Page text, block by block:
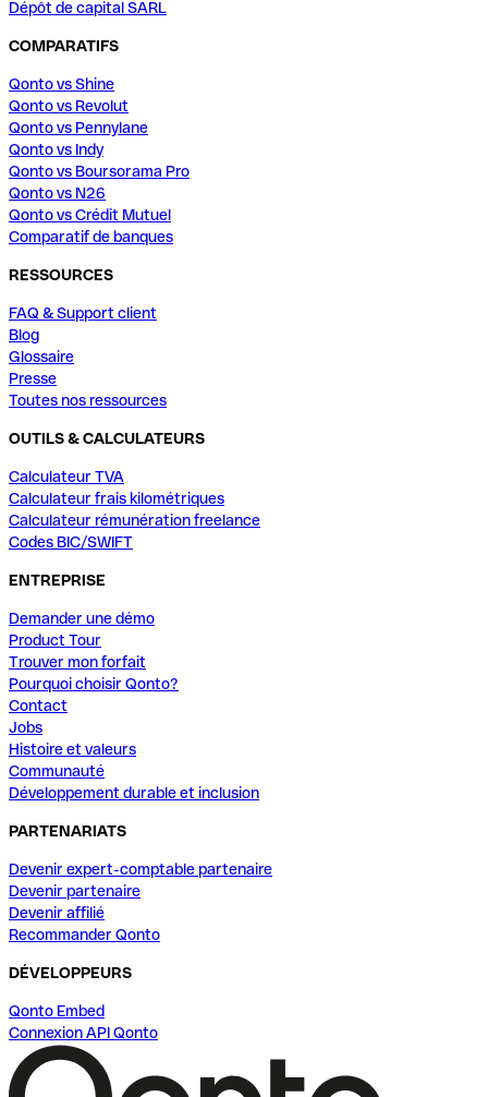
Dépôt de capital SARL
COMPARATIFS
Qonto vs Shine
Qonto vs Revolut
Qonto vs Pennylane
Qonto vs Indy
Qonto vs Boursorama Pro
Qonto vs N26
Qonto vs Crédit Mutuel
Comparatif de banques
RESSOURCES
FAQ & Support client
Blog
Glossaire
Presse
Toutes nos ressources
OUTILS & CALCULATEURS
Calculateur TVA
Calculateur frais kilométriques
Calculateur rémunération freelance
Codes BIC/SWIFT
ENTREPRISE
Demander une démo
Product Tour
Trouver mon forfait
Pourquoi choisir Qonto?
Contact
Jobs
Histoire et valeurs
Communauté
Développement durable et inclusion
PARTENARIATS
Devenir expert-comptable partenaire
Devenir partenaire
Devenir affilié
Recommander Qonto
DÉVELOPPEURS
Qonto Embed
Connexion API Qonto